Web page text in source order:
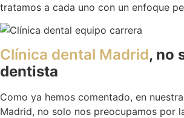
tratamos a cada uno con un enfoque
Clínica dental Madrid, no
dentista
Como ya hemos comentado, en
Madrid, no solo nos preocupamos por